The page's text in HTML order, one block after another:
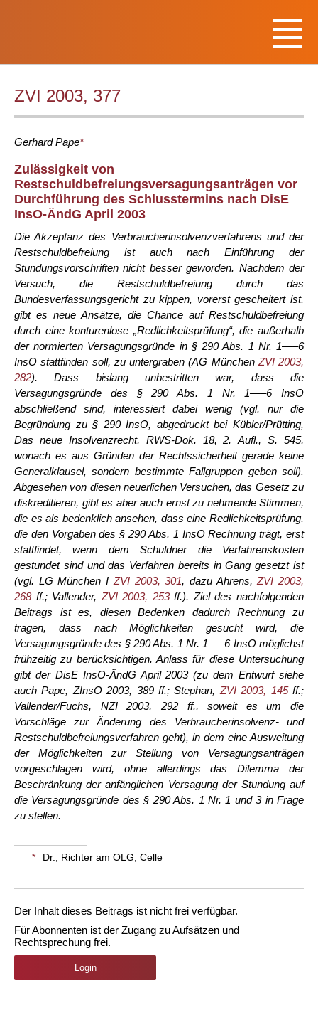
ZVI 2003, 377
Gerhard Pape*
Zulässigkeit von
Restschuldbefreiungsversagungsanträgen vor
Durchführung des Schlusstermins nach DisE
InsO-ÄndG April 2003
Die Akzeptanz des Verbraucherinsolvenzverfahrens und der
Restschuldbefreiung ist auch nach Einführung der
Stundungsvorschriften nicht besser geworden. Nachdem der
Versuch, die Restschuldbefreiung durch das
Bundesverfassungsgericht zu kippen, vorerst gescheitert ist,
gibt es neue Ansätze, die Chance auf Restschuldbefreiung
durch eine konturenlose „Redlichkeitsprüfung“, die außerhalb
der normierten Versagungsgründe in § 290 Abs. 1 Nr. 1—–6
InsO stattfinden soll, zu untergraben (AG München ZVI 2003,
282). Dass bislang unbestritten war, dass die
Versagungsgründe des § 290 Abs. 1 Nr. 1—–6 InsO
abschließend sind, interessiert dabei wenig (vgl. nur die
Begründung zu § 290 InsO, abgedruckt bei Kübler/Prütting,
Das neue Insolvenzrecht, RWS-Dok. 18, 2. Aufl., S. 545,
wonach es aus Gründen der Rechtssicherheit gerade keine
Generalklausel, sondern bestimmte Fallgruppen geben soll).
Abgesehen von diesen neuerlichen Versuchen, das Gesetz zu
diskreditieren, gibt es aber auch ernst zu nehmende Stimmen,
die es als bedenklich ansehen, dass eine Redlichkeitsprüfung,
die den Vorgaben des § 290 Abs. 1 InsO Rechnung trägt, erst
stattfindet, wenn dem Schuldner die Verfahrenskosten
gestundet sind und das Verfahren bereits in Gang gesetzt ist
(vgl. LG München I ZVI 2003, 301, dazu Ahrens,ZVI 2003,
268ff.; Vallender, ZVI 2003, 253ff.). Ziel des nachfolgenden
Beitrags ist es, diesen Bedenken dadurch Rechnung zu
tragen, dass nach Möglichkeiten gesucht wird, die
Versagungsgründe des § 290 Abs. 1 Nr. 1—–6 InsO möglichst
frühzeitig zu berücksichtigen. Anlass für diese Untersuchung
gibt der DisE InsO-ÄndG April 2003 (zu dem Entwurf siehe
auch Pape, ZInsO 2003, 389 ff.; Stephan, ZVI 2003, 145ff.;
Vallender/Fuchs, NZI 2003, 292 ff., soweit es um die
Vorschläge zur Änderung des Verbraucherinsolvenz- und
Restschuldbefreiungsverfahren geht), in dem eine Ausweitung
der Möglichkeiten zur Stellung von Versagungsanträgen
vorgeschlagen wird, ohne allerdings das Dilemma der
Beschränkung der anfänglichen Versagung der Stundung auf
die Versagungsgründe des § 290 Abs. 1 Nr. 1 und 3 in Frage
zu stellen.
* Dr., Richter am OLG, Celle
Der Inhalt dieses Beitrags ist nicht frei verfügbar.
Für Abonnenten ist der Zugang zu Aufsätzen und
Rechtsprechung frei.
Login